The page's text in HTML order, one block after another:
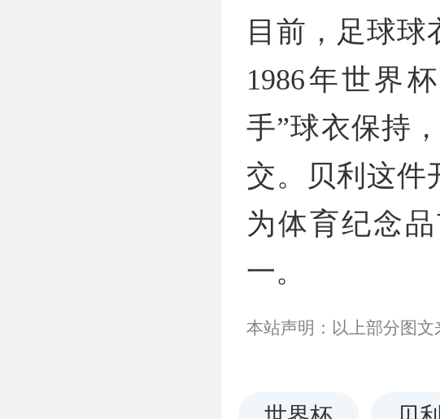
目前，足球
1986年世界
手”球衣保持
交。贝利这件
为体育纪念
一。
本站声明：以上部分图